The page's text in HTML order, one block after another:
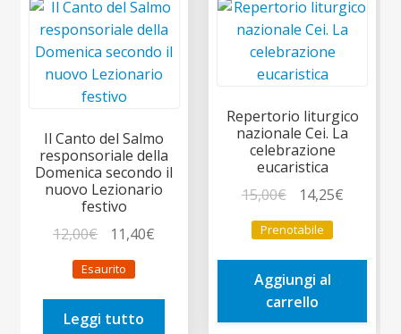
Il Canto del Salmo
responsoriale della
Domenica secondo il
nuovo Lezionario
festivo
12,00€
prezzo
originale
era:
12,00€.
11,40€
è:
Esaurito
Leggi tutto
Repertorio liturgico
nazionale Cei. La
celebrazione
eucaristica
15,00€
prezzo
originale
era:
15,00€.
14,25€Il
è:
Prenotabile
Aggiungi al
carrello